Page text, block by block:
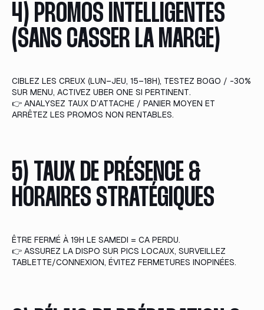
4) PROMOS INTELLIGENTES
(SANS CASSER LA MARGE)
CIBLEZ LES CREUX (LUN–JEU, 15–18H), TESTEZ BOGO / -30%
SUR MENU, ACTIVEZ UBER ONE SI PERTINENT.
👉 ANALYSEZ TAUX D’ATTACHE / PANIER MOYEN ET
ARRÊTEZ LES PROMOS NON RENTABLES.
5) TAUX DE PRÉSENCE &
HORAIRES STRATÉGIQUES
ÊTRE FERMÉ À 19H LE SAMEDI = CA PERDU.
👉 ASSUREZ LA DISPO SUR PICS LOCAUX, SURVEILLEZ
TABLETTE/CONNEXION, ÉVITEZ FERMETURES INOPINÉES.